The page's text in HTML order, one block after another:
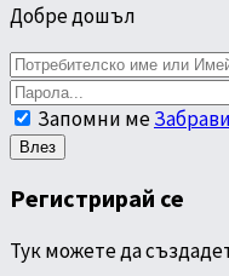
Добре дошъл
Запомни ме
Регистрирай се
Тук можете да